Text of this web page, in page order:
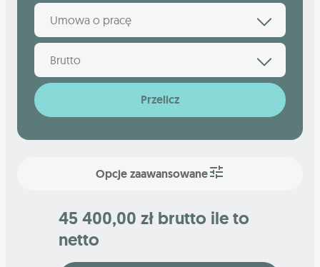
Umowa o pracę
Brutto
Przelicz
Opcje zaawansowane
45 400,00 zł brutto ile to
netto